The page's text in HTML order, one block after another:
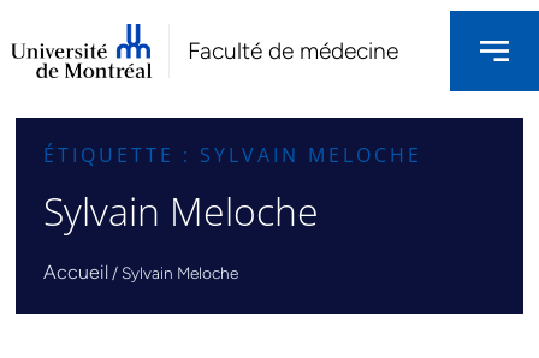
Faculté de médecine
ÉTIQUETTE : SYLVAIN MELOCHE
Sylvain Meloche
Accueil / Sylvain Meloche